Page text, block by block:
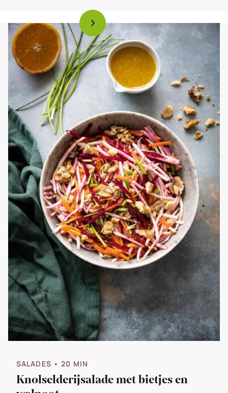
SALADES • 20 MIN
Knolselderijsalade met bietjes en